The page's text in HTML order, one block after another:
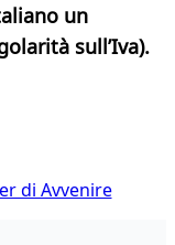
un
sull’Iva).
di Avvenire